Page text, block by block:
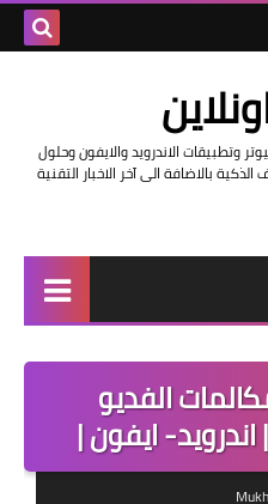
وتطبيقات الاندرويد والايفون وحلول
بالاضافة الى آخر الاخبار التقنية
مراجعات
حماية
الفديو